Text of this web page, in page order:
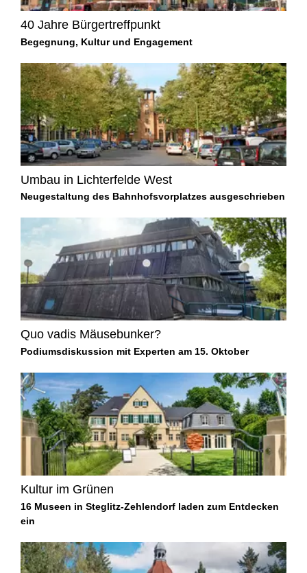
40 Jahre Bürgertreffpunkt
Begegnung, Kultur und Engagement
Umbau in Lichterfelde West
Neugestaltung des Bahnhofsvorplatzes ausgeschrieben
Quo vadis Mäusebunker?
Podiumsdiskussion mit Experten am 15. Oktober
Kultur im Grünen
16 Museen in Steglitz-Zehlendorf laden zum Entdecken
ein